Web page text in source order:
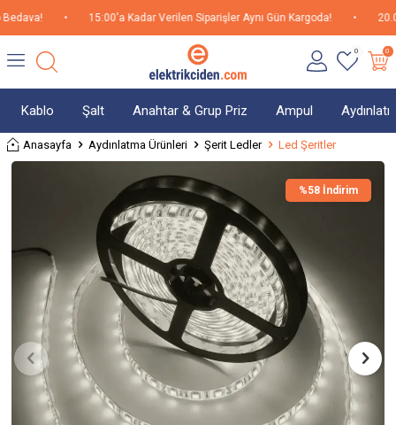
• 15:00'a Kadar Verilen Siparişler Aynı Gün Kargoda! •
0 0
Kablo Şalt Anahtar & Grup Priz Ampul
Anasayfa Aydınlatma Ürünleri Şerit Ledler Led Şeritler
%58 İndirim